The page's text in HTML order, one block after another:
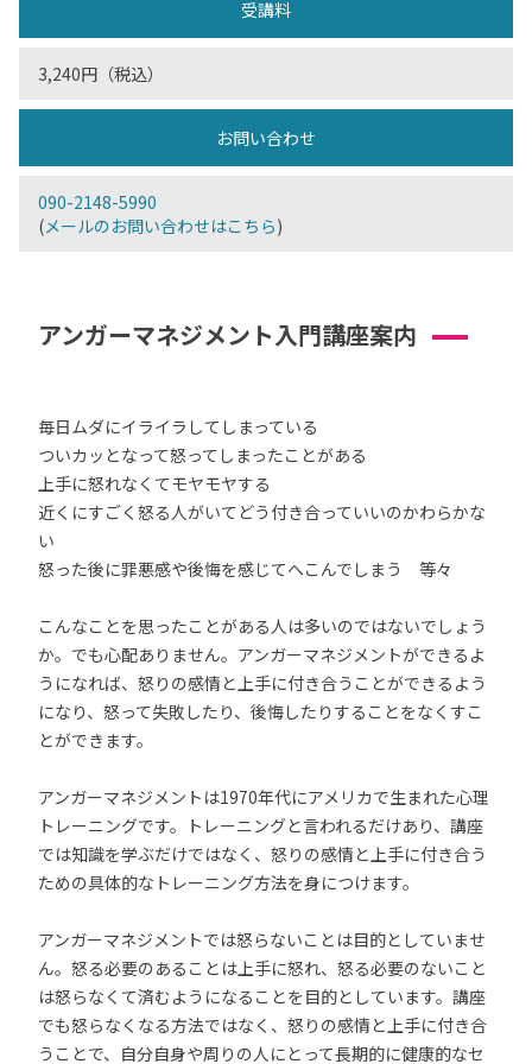
受講料
3,240円（税込）
お問い合わせ
090-2148-5990
(メールのお問い合わせはこちら)
アンガーマネジメント入門講座案内
毎日ムダにイライラしてしまっている
ついカッとなって怒ってしまったことがある
上手に怒れなくてモヤモヤする
近くにすごく怒る人がいてどう付き合っていいのかわらかな
い
怒った後に罪悪感や後悔を感じてへこんでしまう 等々
こんなことを思ったことがある人は多いのではないでしょう
か。でも心配ありません。アンガーマネジメントができるよ
うになれば、怒りの感情と上手に付き合うことができるよう
になり、怒って失敗したり、後悔したりすることをなくすこ
とができます。
アンガーマネジメントは1970年代にアメリカで生まれた心理
トレーニングです。トレーニングと言われるだけあり、講座
では知識を学ぶだけではなく、怒りの感情と上手に付き合う
ための具体的なトレーニング方法を身につけます。
アンガーマネジメントでは怒らないことは目的としていませ
ん。怒る必要のあることは上手に怒れ、怒る必要のないこと
は怒らなくて済むようになることを目的としています。講座
でも怒らなくなる方法ではなく、怒りの感情と上手に付き合
うことで、自分自身や周りの人にとって長期的に健康的なセ